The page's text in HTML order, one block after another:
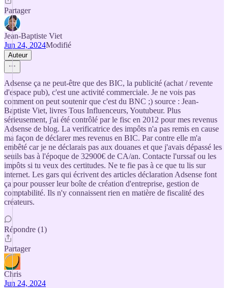
Partager
Jean-Baptiste Viet
Jun 24, 2024Modifié
Auteur
Adsense ça ne peut-être que des BIC, la publicité (achat / revente
d'espace pub), c'est une activité commerciale. Je ne vois pas
comment on peut soutenir que c'est du BNC ;) source : Jean-
Baptiste Viet, livres Tous Influenceurs, Youtubeur. Plus
sérieusement, j'ai été contrôlé par le fisc en 2012 pour mes revenus
Adsense de blog. La verificatrice des impôts n'a pas remis en cause
ma façon de déclarer mes revenus en BIC. Par contre elle m'a
embêté car je ne déclarais pas aux douanes et que j'avais dépassé les
seuils bas à l'époque de 32900€ de CA/an. Contacte l'urssaf ou les
impôts si tu veux des certitudes. Ne te fie pas à ce que tu lis sur
internet. Les gars qui écrivent des articles déclaration Adsense font
ça pour pousser leur boîte de création d'entreprise, gestion de
comptabilité. Ils n'y connaissent rien en matière de fiscalité des
créateurs.
Répondre (1)
Partager
Chris
Jun 24, 2024